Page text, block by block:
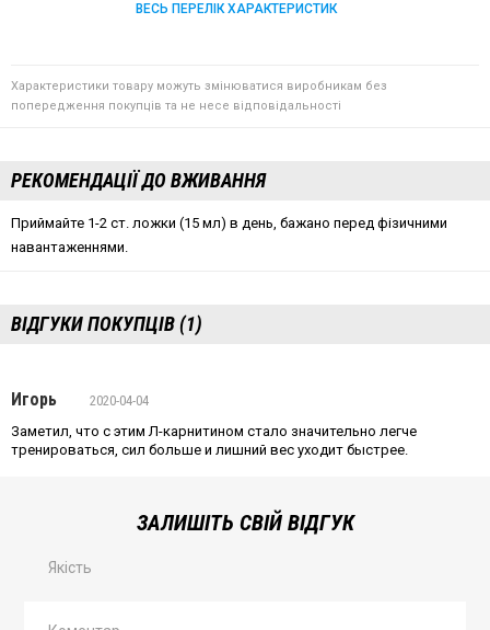
ВЕСЬ ПЕРЕЛІК ХАРАКТЕРИСТИК
Характеристики товару можуть змінюватися виробникам без
попередження покупців та не несе відповідальності
РЕКОМЕНДАЦІЇ ДО ВЖИВАННЯ
Приймайте 1-2 ст. ложки (15 мл) в день, бажано перед фізичними
навантаженнями.
ВІДГУКИ ПОКУПЦІВ (1)
Игорь
2020-04-04
Заметил, что с этим Л-карнитином стало значительно легче
тренироваться, сил больше и лишний вес уходит быстрее.
ЗАЛИШІТЬ СВІЙ ВІДГУК
Якість